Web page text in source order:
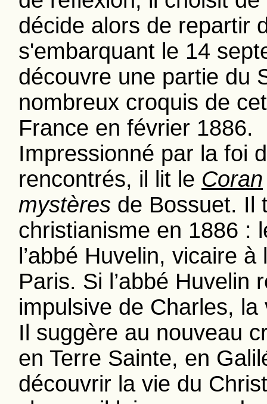
décide alors de repartir
s'embarquant le 14
découvre une partie du
nombreux croquis de
France en février 1886.
Impressionné par la foi
rencontrés, il lit le Coran
mystères de Bossuet. Il
christianisme en 1886 :
l’abbé Huvelin, vicaire
Paris. Si l’abbé Huvelin
impulsive de Charles,
Il suggère au nouveau
en Terre Sainte, en
découvrir la vie du